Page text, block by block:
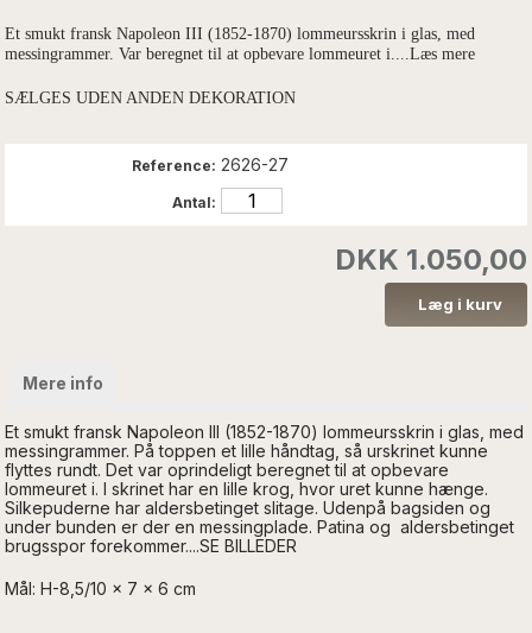
Et smukt fransk Napoleon III (1852-1870) lommeursskrin i glas, med
messingrammer. Var beregnet til at opbevare lommeuret i....Læs mere
SÆLGES UDEN ANDEN DEKORATION
Reference: 2626-27
Antal:
DKK 1.050,00
Mere info
Et smukt fransk Napoleon III (1852-1870) lommeursskrin i glas, med
messingrammer. På toppen et lille håndtag, så urskrinet kunne
flyttes rundt. Det var oprindeligt beregnet til at opbevare
lommeuret i. I skrinet har en lille krog, hvor uret kunne hænge.
Silkepuderne har aldersbetinget slitage. Udenpå bagsiden og
under bunden er der en messingplade.Patina og aldersbetinget
brugsspor forekommer....SE BILLEDER
Mål: H-8,5/10 x 7 x 6 cm